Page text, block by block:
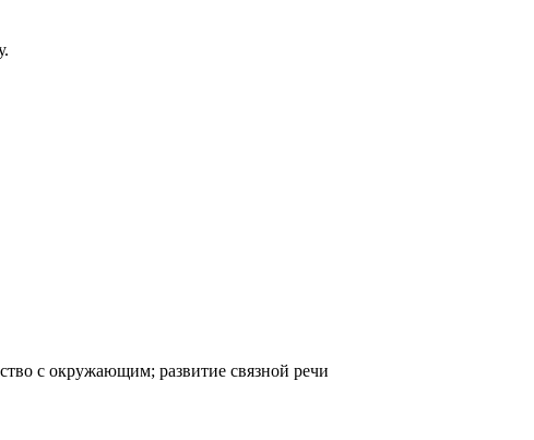
с окружающим; развитие связной речи